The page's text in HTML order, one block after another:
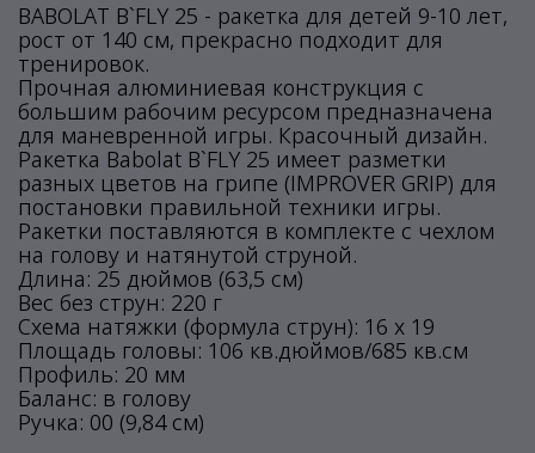
BABOLAT B`FLY 25 - ракетка для детей 9-10 лет,
рост от 140 см, прекрасно подходит для
тренировок.
Прочная алюминиевая конструкция с
большим рабочим ресурсом предназначена
для маневренной игры. Красочный дизайн.
Ракетка Babolat B`FLY 25 имеет разметки
разных цветов на грипе (IMPROVER GRIP) для
постановки правильной техники игры.
Ракетки поставляются в комплекте с чехлом
на голову и натянутой струной.
Длина: 25 дюймов (63,5 см)
Вес без струн: 220 г
Схема натяжки (формула струн): 16 x 19
Площадь головы: 106 кв.дюймов/685 кв.см
Профиль: 20 мм
Баланс: в голову
Ручка: 00 (9,84 см)